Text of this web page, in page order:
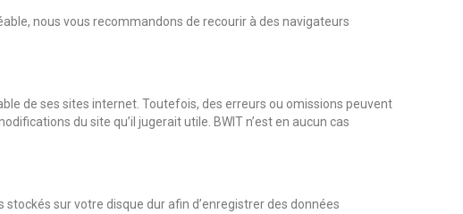
nous vous recommandons de recourir à des navigateurs
de ses sites internet. Toutefois, des erreurs ou omissions peuvent
du site qu’il jugerait utile. BWIT n’est en aucun cas
sur votre disque dur afin d’enregistrer des données